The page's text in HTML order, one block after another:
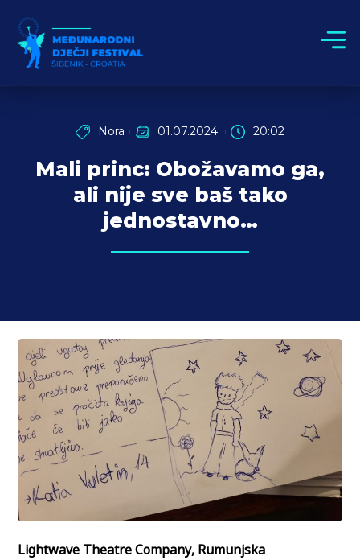
Nora 01.07.2024. 20:02
Mali princ: Obožavamo ga,
ali nije sve baš tako
jednostavno…
Lightwave Theatre Company, Rumunjska